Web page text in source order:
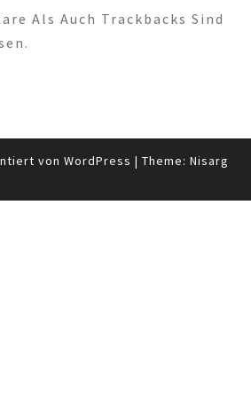
Als Auch Trackbacks Sind
von WordPress | Theme: Nisarg